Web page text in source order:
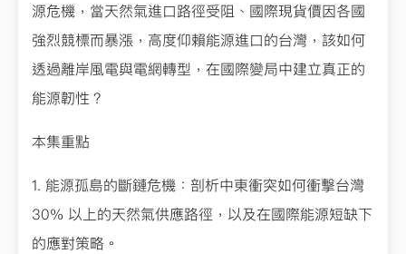
源危機，當天然氣進口路徑受阻、國際現貨價因各國
強烈競標而暴漲，高度仰賴能源進口的台灣，該如何
透過離岸風電與電網轉型，在國際變局中建立真正的
能源韌性？
本集重點
1. 能源孤島的斷鏈危機：剖析中東衝突如何衝擊台灣
30% 以上的天然氣供應路徑，以及在國際能源短缺下
的應對策略。